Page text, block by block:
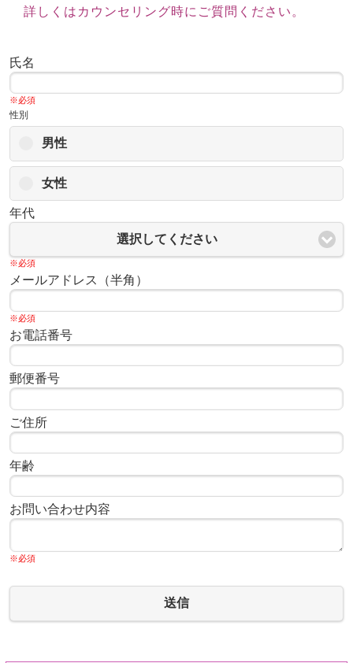
詳しくはカウンセリング時にご質問ください。
氏名
※必須
性別
男性
女性
年代
選択してください
※必須
メールアドレス（半角）
※必須
お電話番号
郵便番号
ご住所
年齢
お問い合わせ内容
※必須
送信